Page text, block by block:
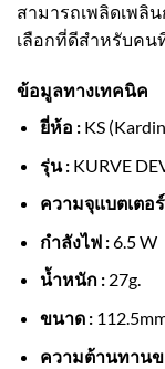
สามารถเพลิดเพลิ
เลือกที่ดีสำหรับคน
ข้อมูลทางเทคนิค
ยี่ห้อ :KS
รุ่น :KURVE
ความจุแบตเตอ
กำลังไฟ :6.5 W
น้ำหนัก :27g.
ขนาด :
ความต้านทานข